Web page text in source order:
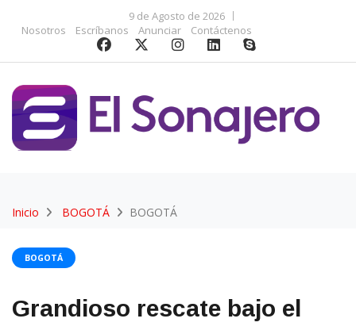
9 de Agosto de 2026
Nosotros
Escríbanos Anunciar Contáctenos
Inicio BOGOTÁ BOGOTÁ
BOGOTÁ
Grandioso rescate bajo el